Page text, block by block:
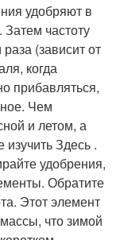
удобряют в
частоту
(зависит от
когда
прибавляться,
Чем
и летом, а
Здесь .
удобрения,
Обратите
Этот элемент
что зимой